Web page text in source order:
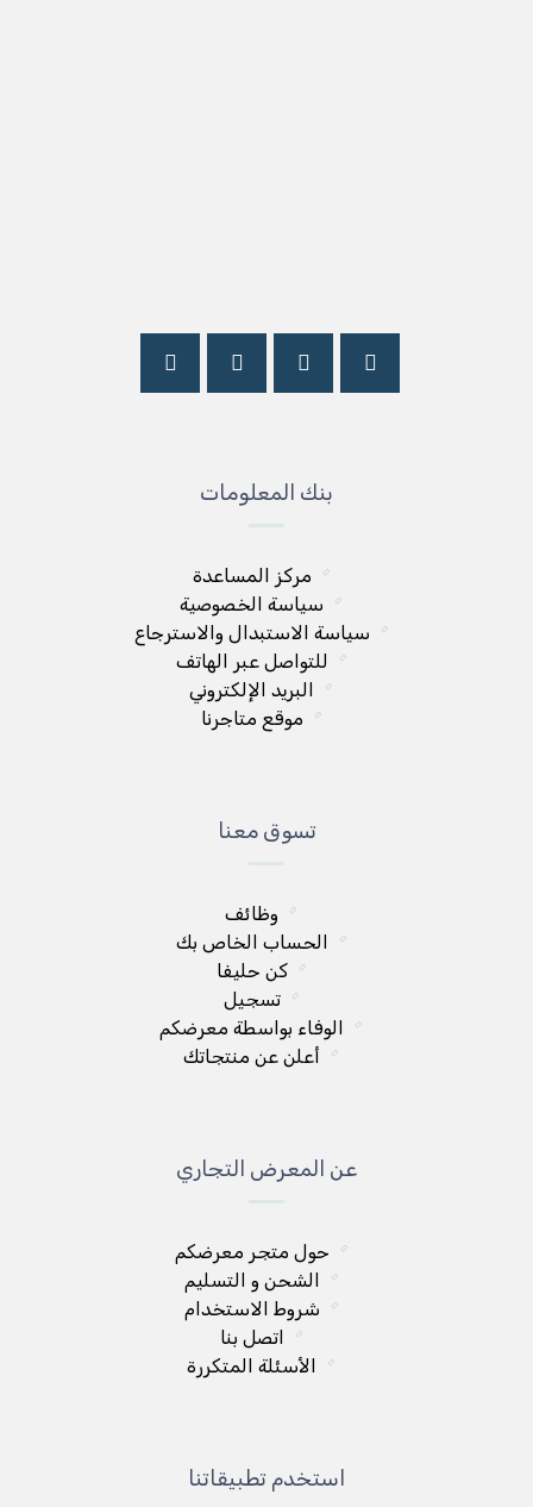
بنك المعلومات
مركز المساعدة
سياسة الخصوصية
سياسة الاستبدال والاسترجاع
للتواصل عبر الهاتف
البريد الإلكتروني
موقع متاجرنا
تسوق معنا
وظائف
الحساب الخاص بك
كن حليفا
تسجيل
الوفاء بواسطة معرضكم
أعلن عن منتجاتك
عن المعرض التجاري
حول متجر معرضكم
الشحن و التسليم
شروط الاستخدام
اتصل بنا
الأسئلة المتكررة
استخدم تطبيقاتنا